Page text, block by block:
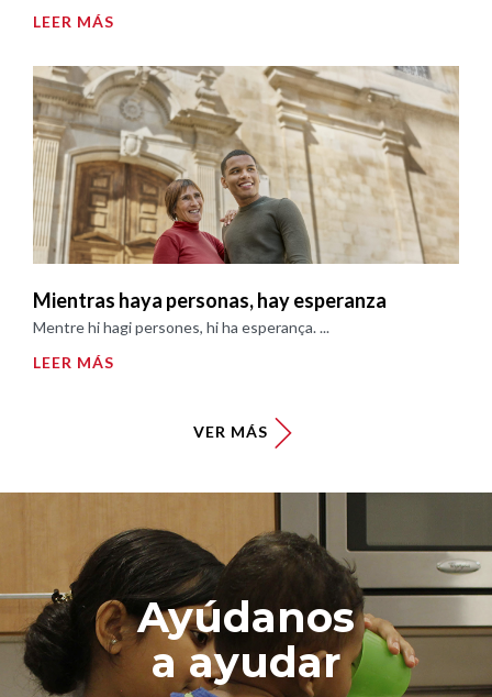
LEER MÁS
Mientras haya personas, hay esperanza
Mentre hi hagi persones, hi ha esperança. ...
LEER MÁS
VER MÁS
Ayúdanos
a ayudar